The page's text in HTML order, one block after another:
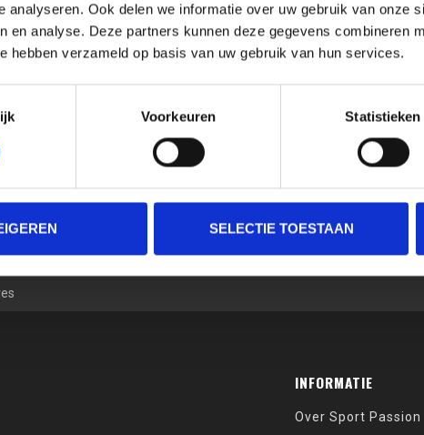
analyseren. Ook delen we informatie over uw gebruik van onze
en analyse. Deze partners kunnen deze gegevens combineren
hebben verzameld op basis van uw gebruik van hun services.
Voorkeuren Statistieken
SELECTIE TOESTAAN
SCHRIJF JE IN VOOR ONZE NIEUWSBRIEF
En ontvang direct 10% korting in onze webwinkel
INFORMATIE
Over Sport Passion